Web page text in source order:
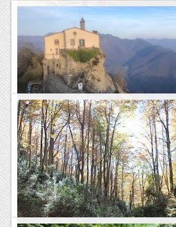
Bellmunt
Rutes Salvatges
Bellmunt
Rutes Salvatges